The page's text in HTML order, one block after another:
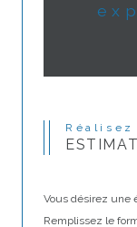
Vous désirez une
Remplissez le